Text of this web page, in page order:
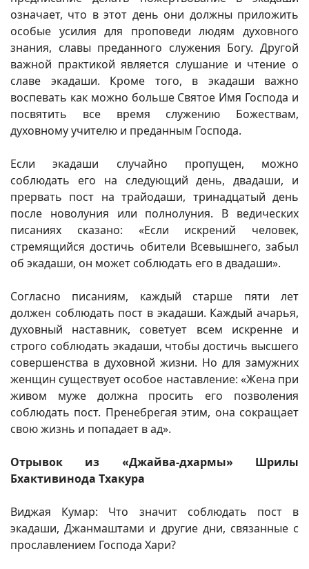
означает, что в этот день они должны приложить
особые усилия для проповеди людям духовного
знания, славы преданного служения Богу. Другой
важной практикой является слушание и чтение о
славе экадаши. Кроме того, в экадаши важно
воспевать как можно больше Святое Имя Господа и
посвятить все время служению Божествам,
духовному учителю и преданным Господа.
Если экадаши случайно пропущен, можно
соблюдать его на следующий день, двадаши, и
прервать пост на трайодаши, тринадцатый день
после новолуния или полнолуния. В ведических
писаниях сказано: «Если искрений человек,
стремящийся достичь обители Всевышнего, забыл
об экадаши, он может соблюдать его в двадаши».
Согласно писаниям, каждый старше пяти лет
должен соблюдать пост в экадаши. Каждый ачарья,
духовный наставник, советует всем искренне и
строго соблюдать экадаши, чтобы достичь высшего
совершенства в духовной жизни. Но для замужних
женщин существует особое наставление: «Жена при
живом муже должна просить его позволения
соблюдать пост. Пренебрегая этим, она сокращает
свою жизнь и попадает в ад».
Отрывок из «Джайва-дхармы» Шрилы
Бхактивинода Тхакура
Виджая Кумар: Что значит соблюдать пост в
экадаши, Джанмаштами и другие дни, связанные с
прославлением Господа Хари?